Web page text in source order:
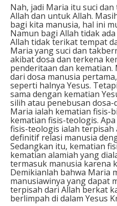
Nah, jadi Maria itu suci
Allah dan untuk Allah.
bagi kita manusia, hal ini
Namun bagi Allah tidak
Allah tidak terikat tempat
Maria yang suci dan
akibat dosa dan terkena
penderitaan dan
dari dosa manusia
seperti halnya Yesus.
sama dengan kematian
silih atau penebusan dosa-
Maria ialah kematian fisis-
kematian fisis-teologis.
fisis-teologis ialah
definitif relasi manusia
Sedangkan itu, kematian
kematian alamiah yang
termasuk manusia karena
Demikianlah bahwa Maria
manusiawinya yang dapat
terpisah dari Allah berkat
berlimpah di dalam Yesus